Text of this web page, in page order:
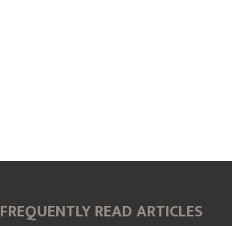
FREQUENTLY READ ARTICLES